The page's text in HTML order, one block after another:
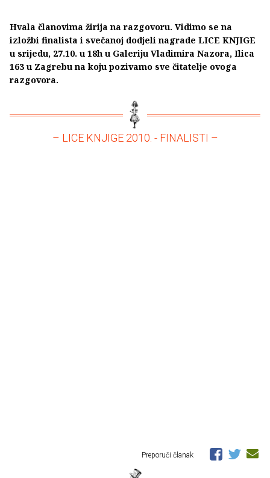
Hvala članovima žirija na razgovoru. Vidimo se na
izložbi finalista i svečanoj dodjeli nagrade LICE KNJIGE
u srijedu, 27.10. u 18h u Galeriju Vladimira Nazora, Ilica
163 u Zagrebu na koju pozivamo sve čitatelje ovoga
razgovora.
– LICE KNJIGE 2010. - FINALISTI –
Preporuči članak